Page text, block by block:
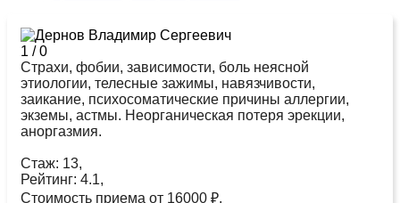
1 /0
Страхи, фобии, зависимости, боль неясной
этиологии, телесные зажимы, навязчивости,
заикание, психосоматические причины аллергии,
экземы, астмы. Неорганическая потеря эрекции,
аноргазмия.
Стаж: 13,
Рейтинг: 4.1,
Стоимость приема от 16000 ₽.